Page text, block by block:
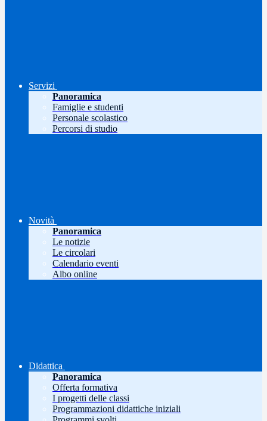
Servizi
Panoramica
Famiglie e studenti
Personale scolastico
Percorsi di studio
Novità
Panoramica
Le notizie
Le circolari
Calendario eventi
Albo online
Didattica
Panoramica
Offerta formativa
I progetti delle classi
Programmazioni didattiche iniziali